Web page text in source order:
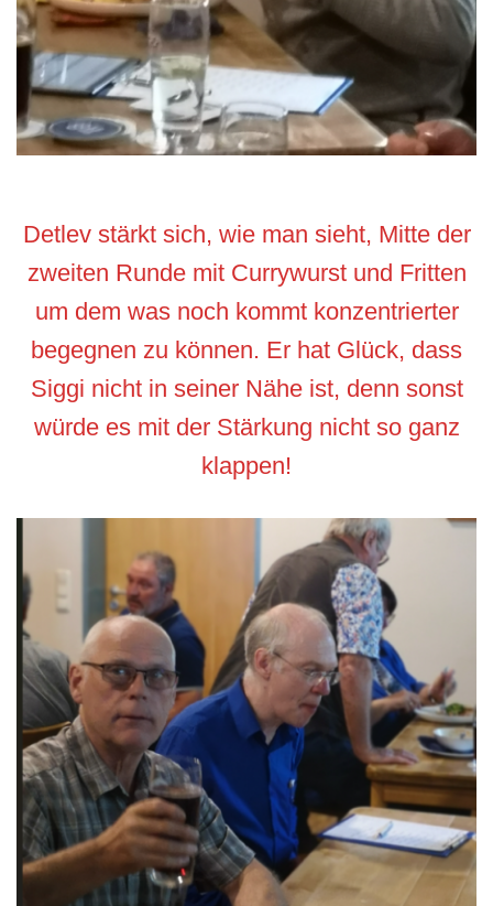
Detlev stärkt sich, wie man sieht, Mitte der
zweiten Runde mit Currywurst und Fritten
um dem was noch kommt konzentrierter
begegnen zu können. Er hat Glück, dass
Siggi nicht in seiner Nähe ist, denn sonst
würde es mit der Stärkung nicht so ganz
klappen!